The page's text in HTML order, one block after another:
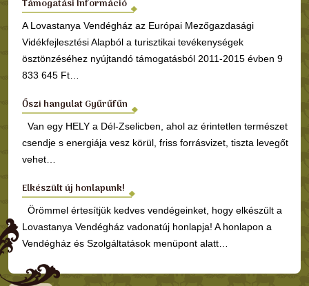
Támogatási Információ
A Lovastanya Vendégház az Európai Mezőgazdasági
Vidékfejlesztési Alapból a turisztikai tevékenységek
ösztönzéséhez nyújtandó támogatásból 2011-2015 évben 9
833 645 Ft…
Őszi hangulat Gyűrűfűn
Van egy HELY a Dél-Zselicben, ahol az érintetlen természet
csendje s energiája vesz körül, friss forrásvizet, tiszta levegőt
vehet…
Elkészült új honlapunk!
Örömmel értesítjük kedves vendégeinket, hogy elkészült a
Lovastanya Vendégház vadonatúj honlapja! A honlapon a
Vendégház és Szolgáltatások menüpont alatt…